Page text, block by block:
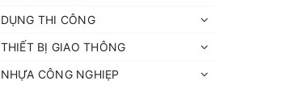
DỤNG THI CÔNG
THIẾT BỊ GIAO THÔNG
NHỰA CÔNG NGHIẸP